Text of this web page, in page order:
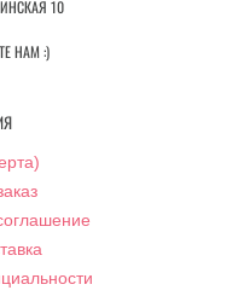
10
НАМ :)